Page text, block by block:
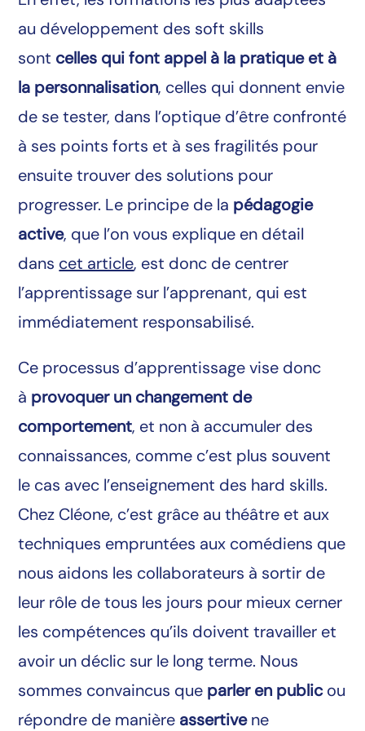
au développement des soft skills
sont celles qui font appel à la pratique et à
la personnalisation, celles qui donnent envie
de se tester, dans l’optique d’être confronté
à ses points forts et à ses fragilités pour
ensuite trouver des solutions pour
progresser. Le principe de la pédagogie
active, que l’on vous explique en détail
dans cet article, est donc de centrer
l’apprentissage sur l’apprenant, qui est
immédiatement responsabilisé.
Ce processus d’apprentissage vise donc
à provoquer un changement de
comportement, et non à accumuler des
connaissances, comme c’est plus souvent
le cas avec l’enseignement des hard skills.
Chez Cléone, c’est grâce au théâtre et aux
techniques empruntées aux comédiens que
nous aidons les collaborateurs à sortir de
leur rôle de tous les jours pour mieux cerner
les compétences qu’ils doivent travailler et
avoir un déclic sur le long terme. Nous
sommes convaincus que parler en public ou
répondre de manière assertive ne